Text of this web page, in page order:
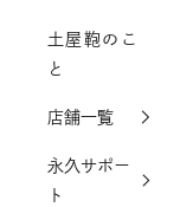
土屋鞄のこ
と
店舗一覧
永久サポー
ト